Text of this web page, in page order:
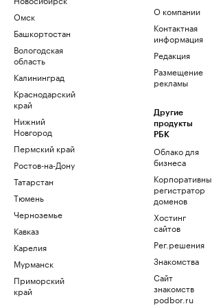
Омск
Башкортостан
Вологодская
область
Калининград
Краснодарский
край
Нижний
Новгород
Пермский край
Ростов-на-Дону
Татарстан
Тюмень
Черноземье
Кавказ
Карелия
Мурманск
Приморский
край
О компании
Контактная
информация
Редакция
Размещение
рекламы
Другие
продукты
РБК
Облако для
бизнеса
регистратор
доменов
Хостинг
сайтов
Рег.решения
Знакомства
Сайт
знакомств
podbor.ru